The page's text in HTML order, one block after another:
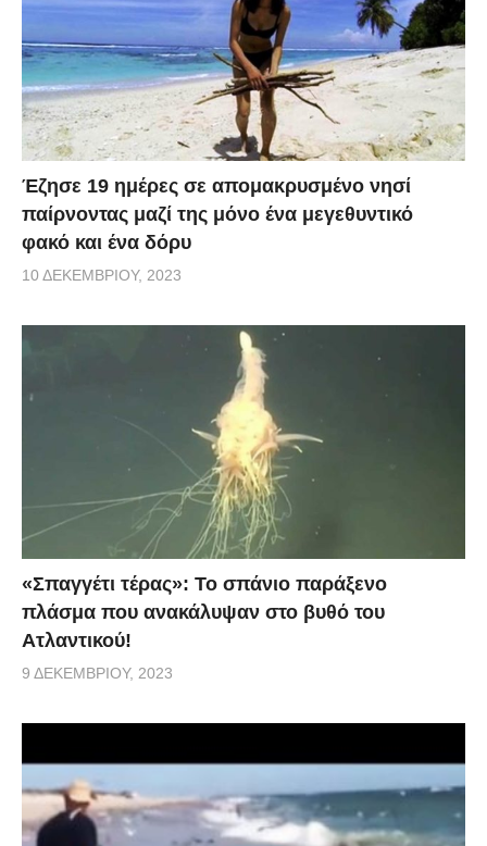
Έζησε 19 ημέρες σε απομακρυσμένο νησί
παίρνοντας μαζί της μόνο ένα μεγεθυντικό
φακό και ένα δόρυ
10 ΔΕΚΕΜΒΡΊΟΥ, 2023
«Σπαγγέτι τέρας»: Το σπάνιο παράξενο
πλάσμα που ανακάλυψαν στο βυθό του
Ατλαντικού!
9 ΔΕΚΕΜΒΡΊΟΥ, 2023